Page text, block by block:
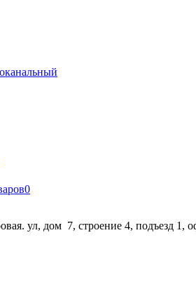
0
ул, дом 7, строение 4, подъезд 1,